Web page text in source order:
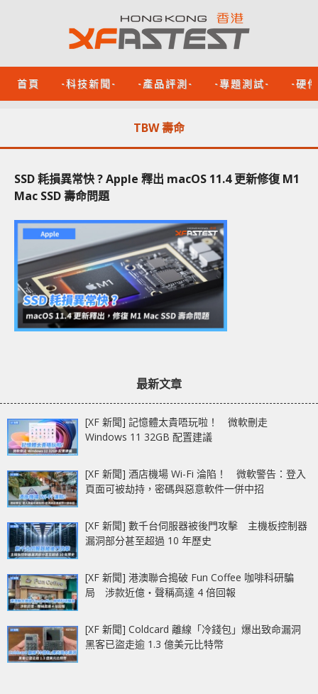
首頁 -科技新聞- -產品評測- -專題測試- -硬
TBW 壽命
SSD 耗損異常快 ? Apple 釋出 macOS 11.4 更新修復 M1
Mac SSD 壽命問題
最新文章
[XF 新聞] 記憶體太貴唔玩啦！ 微軟刪走
Windows 11 32GB 配置建議
[XF 新聞] 酒店機場 Wi-Fi 淪陷！ 微軟警告：登入
頁面可被劫持，密碼與惡意軟件一併中招
[XF 新聞] 數千台伺服器被後門攻擊 主機板控制器
漏洞部分甚至超過 10 年歷史
[XF 新聞] 港澳聯合搗破 Fun Coffee 咖啡科研騙
局 涉款近億‧聲稱高達 4 倍回報
[XF 新聞] Coldcard 離線「冷錢包」爆出致命漏洞
黑客已盜走逾 1.3 億美元比特幣